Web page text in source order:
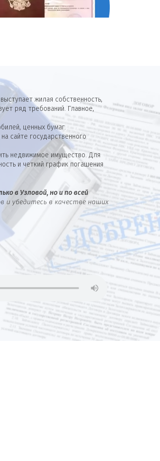
жилая собственность,
ряд требований. Главное,
ценных бумаг.
сайте государственного
недвижимое имущество. Для
и четкий график погашения
в Узловой, но и по всей
и убедитесь в качестве наших